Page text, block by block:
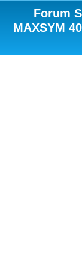
Forum
MAXSYM